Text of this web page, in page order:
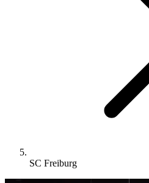
SC Freiburg